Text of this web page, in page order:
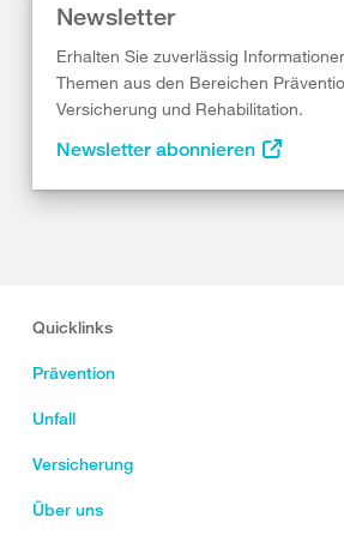
Newsletter
Erhalten Sie zuverlässig
Themen aus den Bereichen
Versicherung und Rehabilitation.
Newsletter abonnieren
Quicklinks
Prävention
Unfall
Versicherung
Über uns